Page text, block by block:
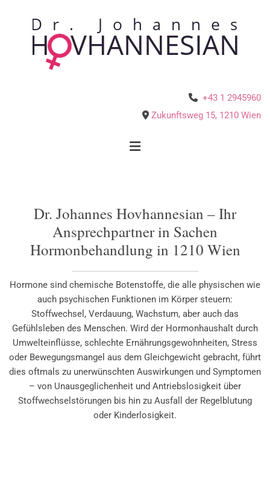
 +43 1 2945960
 Zukunftsweg 15, 1210 Wien
Dr. Johannes Hovhannesian – Ihr
Ansprechpartner in Sachen
Hormonbehandlung in 1210 Wien
Hormone sind chemische Botenstoffe, die alle physischen wie
auch psychischen Funktionen im Körper steuern:
Stoffwechsel, Verdauung, Wachstum, aber auch das
Gefühlsleben des Menschen. Wird der Hormonhaushalt durch
Umwelteinflüsse, schlechte Ernährungsgewohnheiten, Stress
oder Bewegungsmangel aus dem Gleichgewicht gebracht, führt
dies oftmals zu unerwünschten Auswirkungen und Symptomen
– von Unausgeglichenheit und Antriebslosigkeit über
Stoffwechselstörungen bis hin zu Ausfall der Regelblutung
oder Kinderlosigkeit.